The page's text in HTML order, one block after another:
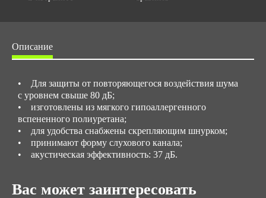
Описание
• Для защиты от повторяющегося воздействия шума
с уровнем свыше 80 дБ;
• изготовлены из мягкого гипоаллергенного
вспененного полиуретана;
• для удобства снабжены скрепляющим шнурком;
• принимают форму слухового канала;
• акустическая эффективность: 37 дБ.
Вас может заинтересовать